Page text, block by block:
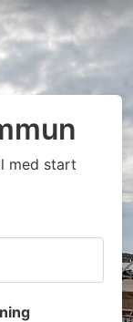
med start